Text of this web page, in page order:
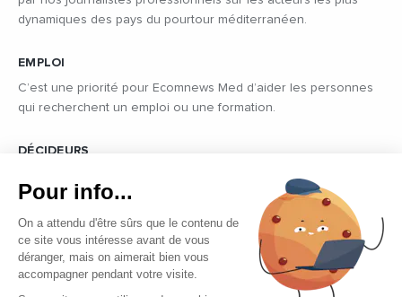
dynamiques des pays du pourtour méditerranéen.
EMPLOI
C’est une priorité pour Ecomnews Med d’aider les personnes
qui recherchent un emploi ou une formation.
DÉCIDEURS
Quels sont les décideurs qui font l’actualité économique et
politique des pays du pourtour de la Méditerranée.
Pour info...
On a attendu d'être sûrs que le contenu de
ce site vous intéresse avant de vous
déranger, mais on aimerait bien vous
accompagner pendant votre visite.